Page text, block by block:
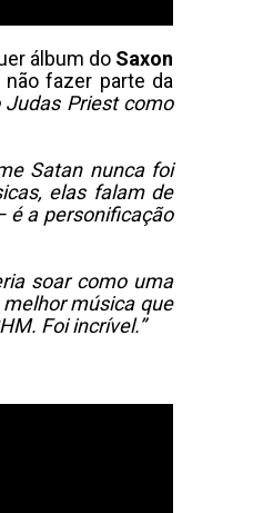
álbum do Saxon
fazer parte da
Judas Priest como
Satan nunca foi
elas falam de
é a personificação
soar como uma
música que
Foi incrível.”